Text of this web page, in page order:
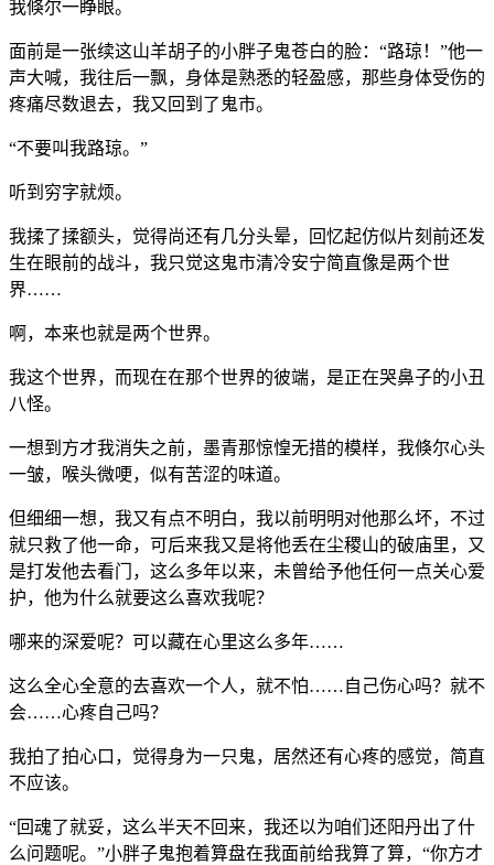
我倏尔一睁眼。
面前是一张续这山羊胡子的小胖子鬼苍白的脸：“路琼！”他一
声大喊，我往后一飘，身体是熟悉的轻盈感，那些身体受伤的
疼痛尽数退去，我又回到了鬼市。
“不要叫我路琼。”
听到穷字就烦。
我揉了揉额头，觉得尚还有几分头晕，回忆起仿似片刻前还发
生在眼前的战斗，我只觉这鬼市清冷安宁简直像是两个世
界……
啊，本来也就是两个世界。
我这个世界，而现在在那个世界的彼端，是正在哭鼻子的小丑
八怪。
一想到方才我消失之前，墨青那惊惶无措的模样，我倏尔心头
一皱，喉头微哽，似有苦涩的味道。
但细细一想，我又有点不明白，我以前明明对他那么坏，不过
就只救了他一命，可后来我又是将他丢在尘稷山的破庙里，又
是打发他去看门，这么多年以来，未曾给予他任何一点关心爱
护，他为什么就要这么喜欢我呢？
哪来的深爱呢？可以藏在心里这么多年……
这么全心全意的去喜欢一个人，就不怕……自己伤心吗？就不
会……心疼自己吗？
我拍了拍心口，觉得身为一只鬼，居然还有心疼的感觉，简直
不应该。
“回魂了就妥，这么半天不回来，我还以为咱们还阳丹出了什
么问题呢。”小胖子鬼抱着算盘在我面前给我算了算，“你方才